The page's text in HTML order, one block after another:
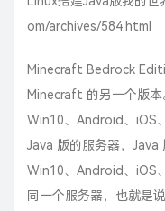
om/archives/584.html
Minecraft Bedrock
Minecraft 的另一个版
Win10、Android、iOS
Java 版的服务器，Java
Win10、Android、iOS
同一个服务器，也就是